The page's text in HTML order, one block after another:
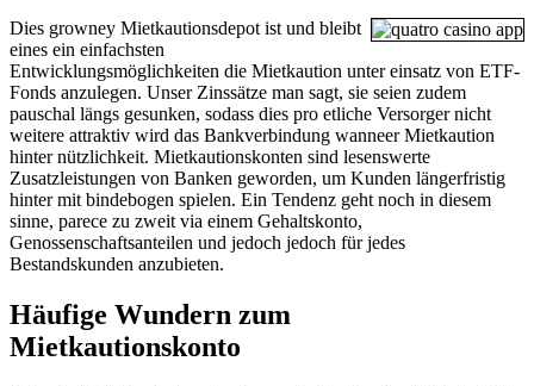
Dies growney Mietkautionsdepot ist und bleibt
eines ein einfachsten
Entwicklungsmöglichkeiten die Mietkaution unter einsatz von ETF-
Fonds anzulegen. Unser Zinssätze man sagt, sie seien zudem
pauschal längs gesunken, sodass dies pro etliche Versorger nicht
weitere attraktiv wird das Bankverbindung wanneer Mietkaution
hinter nützlichkeit. Mietkautionskonten sind lesenswerte
Zusatzleistungen von Banken geworden, um Kunden längerfristig
hinter mit bindebogen spielen. Ein Tendenz geht noch in diesem
sinne, parece zu zweit via einem Gehaltskonto,
Genossenschaftsanteilen und jedoch jedoch für jedes
Bestandskunden anzubieten.
Häufige Wundern zum
Mietkautionskonto